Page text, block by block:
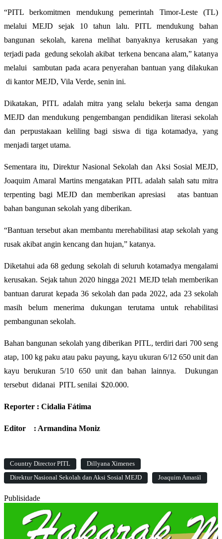
“PITL berkomitmen mendukung pemerintah Timor-Leste (TL)
melalui MEJD sejak 10 tahun lalu. PITL mendukung bahan
bangunan sekolah, karena melihat banyaknya kerusakan yang
terjadi pada gedung sekolah akibat terkena bencana alam,” katanya
melalui sambutan pada acara penyerahan bantuan yang dilakukan
di kantor MEJD, Vila Verde, senin ini.
Dikatakan, PITL adalah mitra yang selalu bekerja sama dengan
MEJD dan mendukung pengembangan pendidikan literasi sekolah
dan perpustakaan keliling bagi siswa di tiga kotamadya, yang
menjadi target utama.
Sementara itu, Direktur Nasional Sekolah dan Aksi Sosial MEJD,
Joaquim Amaral Martins mengatakan PITL adalah salah satu mitra
terpenting bagi MEJD dan memberikan apresiasi atas bantuan
bahan bangunan sekolah yang diberikan.
“Bantuan tersebut akan membantu merehabilitasi atap sekolah yang
rusak akibat angin kencang dan hujan,” katanya.
Diketahui ada 68 gedung sekolah di seluruh kotamadya mengalami
kerusakan. Sejak tahun 2020 hingga 2021 MEJD telah memberikan
bantuan darurat kepada 36 sekolah dan pada 2022, ada 23 sekolah
masih belum menerima dukungan terutama untuk rehabilitasi
pembangunan sekolah.
Bahan bangunan sekolah yang diberikan PITL, terdiri dari 700 seng
atap, 100 kg paku atau paku payung, kayu ukuran 6/12 650 unit dan
kayu berukuran 5/10 650 unit dan bahan lainnya. Dukungan
tersebut didanai PITL senilai $20.000.
Reporter : Cidalia Fátima
Editor : Armandina Moniz
Country Director PITL
Dillyana Ximenes
Direktur Nasional Sekolah dan Aksi Sosial MEJD
Joaquim Amarál
Publisidade